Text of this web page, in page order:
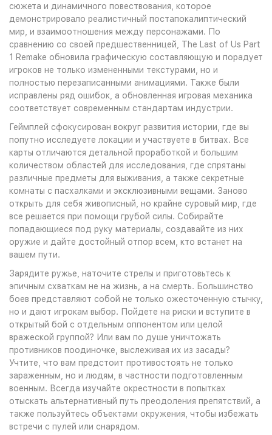
сюжета и динамичного повествования, которое
демонстрировало реалистичный постапокалиптический
мир, и взаимоотношения между персонажами. По
сравнению со своей предшественницей, The Last of Us Part
1 Remake обновила графическую составляющую и порадует
игроков не только измененными текстурами, но и
полностью перезаписанными анимациями. Также были
исправлены ряд ошибок, а обновленная игровая механика
соответствует современным стандартам индустрии.
Геймплей сфокусирован вокруг развития истории, где вы
попутно исследуете локации и участвуете в битвах. Все
карты отличаются детальной проработкой и большим
количеством областей для исследования, где спрятаны
различные предметы для выживания, а также секретные
комнаты с пасхалками и эксклюзивными вещами. Заново
открыть для себя живописный, но крайне суровый мир, где
все решается при помощи грубой силы. Собирайте
попадающиеся под руку материалы, создавайте из них
оружие и дайте достойный отпор всем, кто встанет на
вашем пути.
Зарядите ружье, наточите стрелы и приготовьтесь к
эпичным схваткам не на жизнь, а на смерть. Большинство
боев представляют собой не только ожесточенную стычку,
но и дают игрокам выбор. Пойдете на риски и вступите в
открытый бой с отдельным оппонентом или целой
вражеской группой? Или вам по душе уничтожать
противников поодиночке, выслеживая их из засады?
Учтите, что вам предстоит противостоять не только
зараженным, но и людям, в частности подготовленным
военным. Всегда изучайте окрестности в попытках
отыскать альтернативный путь преодоления препятствий, а
также пользуйтесь объектами окружения, чтобы избежать
встречи с пулей или снарядом.